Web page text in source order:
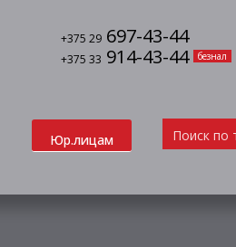
+375 29 697-43-44
+375 33 914-43-44 безнал
Юр.лицам